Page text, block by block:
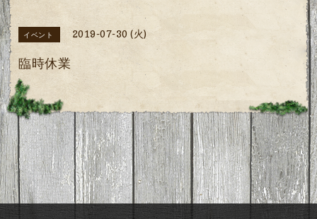
イベント 2019-07-30 (火)
臨時休業